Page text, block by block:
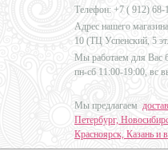
Телефон: +7 ( 912) 68-
Адрес нашего
10 (ТЦ Успенский, 5
Мы работаем для Вас
пн-сб 11:00-19:00, вс
Мы предлагаем
Петербург,
Красноярск, Казань и